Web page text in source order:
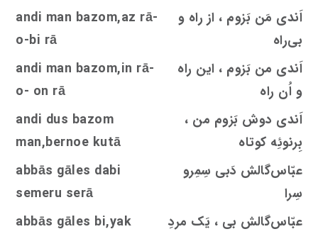
اَندی مَن بَزوم ، از راه و
بی‌راه
andi man bazom,az rā-
o-bi rā
اَندی من بَزوم ، این راه
و اُن راه
andi man bazom,in rā-
o- on rā
اَندی دوش بَزوم من ،
بِرنوئِه کوتاه
andi dus bazom
man,bernoe kutā
عبّاس‌گالش دَبی سِمِرو
سِرا
abbās gāles dabi
semeru serā
عبّاس‌گالش بی ، یَک مردِ
abbās gāles bi,yak